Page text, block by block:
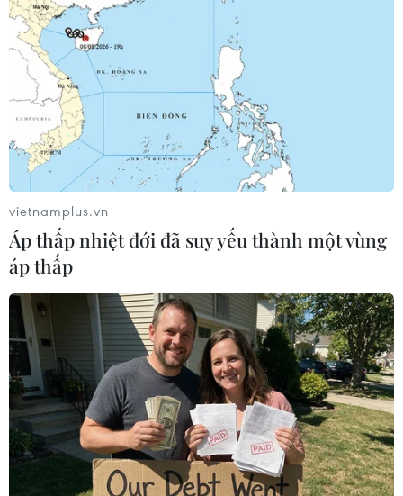
Quỹ bình ổn xăng dầu tại Petrolimex tiếp
tục tăng thêm 267 tỷ đồng
17/07/2019 10:14
So với số liệu công bố cách đây hai tuần, quỹ bình ổn
giá xăng dầu tại Petrolimex tăng 267 tỷ đồng, số dư đến
trước 17 giờ ngày 17/7 là 317 tỷ đồng.
vietnamplus.vn
Áp thấp nhiệt đới đã suy yếu thành một vùng
áp thấp